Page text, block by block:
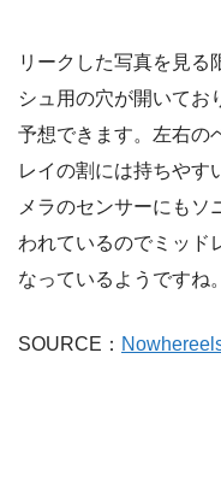
リークした写真を見る
シュ用の穴が開いてお
予想できます。左右の
レイの割には持ちやす
メラのセンサーにもソ
われているのでミッド
なっているようですね。
SOURCE：